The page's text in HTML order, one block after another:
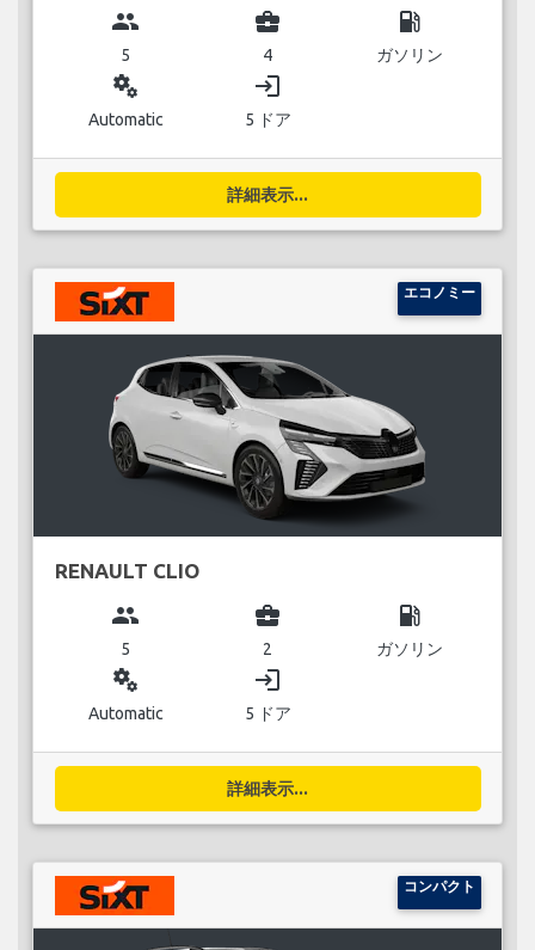
group
5
business_center
4
local_gas_station
ガソリン
miscellaneous_services
Automatic
login
5 ドア
詳細表示...
エコノミー
RENAULT CLIO
group
5
business_center
2
local_gas_station
ガソリン
miscellaneous_services
Automatic
login
5 ドア
詳細表示...
コンパクト